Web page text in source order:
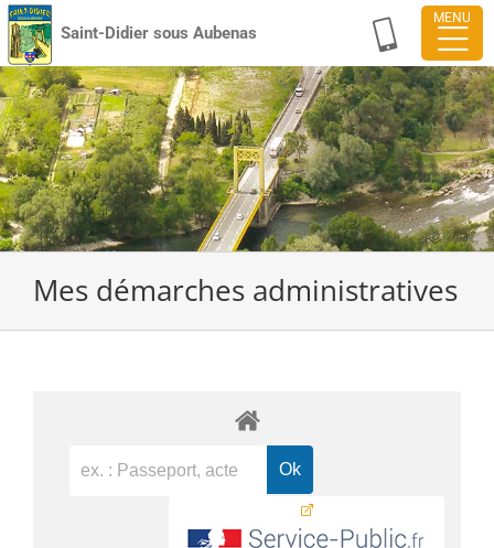
Passer
au
contenu
Saint-Didier sous Aubenas
Mes démarches administratives